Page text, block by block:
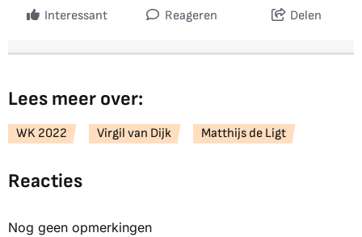
Interessant Reageren Delen
Lees meer over:
WK 2022 Virgil van Dijk Matthijs de Ligt
Reacties
Nog geen opmerkingen